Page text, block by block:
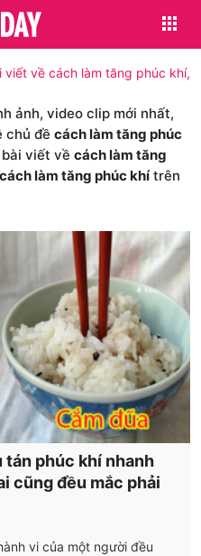
về cách làm tăng phúc khí,
ảnh, video clip mới nhất,
chủ đề cách làm tăng phúc
viết về cách làm tăng
cách làm tăng phúc khítrên
tán phúc khí nhanh
cũng đều mắc phải
vi của một người đều